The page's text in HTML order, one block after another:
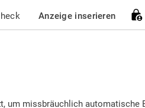
Anzeige inserieren
um missbräuchlich automatische